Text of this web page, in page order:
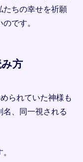
たちの幸せを祈願
です。
方
られていた神様も
名、同一視される